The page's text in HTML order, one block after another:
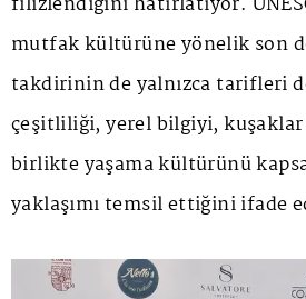
mutfak kültürüne yönelik son
takdirinin de yalnızca tarifleri
çeşitliliği, yerel bilgiyi, kuşaklar
birlikte yaşama kültürünü
yaklaşımı temsil ettiğini ifade